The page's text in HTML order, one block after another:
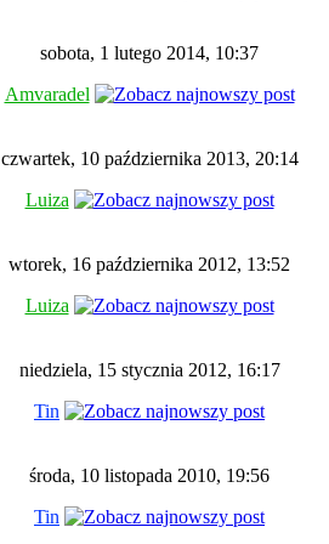
sobota, 1 lutego 2014, 10:37
Amvaradel
czwartek, 10 października 2013, 20:14
Luiza
wtorek, 16 października 2012, 13:52
Luiza
niedziela, 15 stycznia 2012, 16:17
Tin
środa, 10 listopada 2010, 19:56
Tin